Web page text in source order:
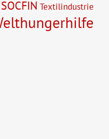
SOCFIN Textilindustrie